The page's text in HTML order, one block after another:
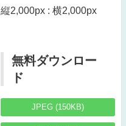
縦2,000px : 横2,000px
無料ダウンロー
ド
JPEG (150KB)